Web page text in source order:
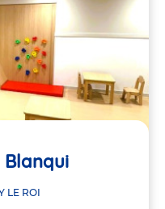
Blanqui
LE ROI